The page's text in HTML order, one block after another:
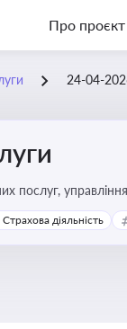
Про проєкт
24-04-
Про регулювання
Страхова діяльність